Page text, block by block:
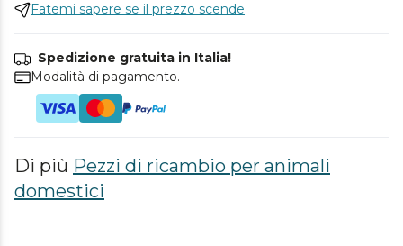
Fatemi sapere se il prezzo scende
Spedizione gratuita in Italia!
Modalità di pagamento.
Di più Pezzi di ricambio per animali
domestici